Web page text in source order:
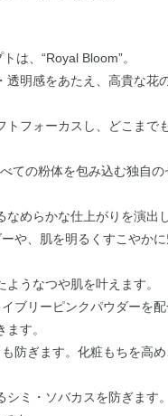
は、“Royal Bloom”。
明感をあたえ、高貴な花
フォーカスし、どこまで
ての粉体を包み込む独自
めらかな仕上がりを演出
や、肌を明るくすこやか
うなつや肌を叶えます。
ブリーピンクパウダーを
す。
防ぎます。化粧もちを高
ミ・ソバカスを防ぎます。